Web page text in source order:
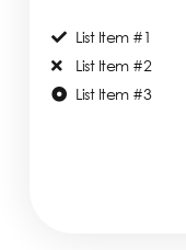
List Item #1
List Item #2
List Item #3